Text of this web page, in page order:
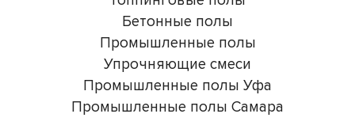
Бетонные полы
Промышленные полы
Упрочняющие смеси
Промышленные полы Уфа
Промышленные полы Самара